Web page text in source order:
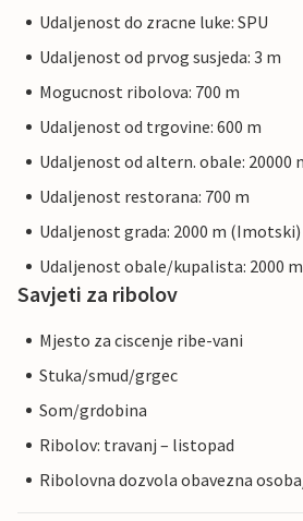
Udaljenost do zracne luke: SPU
Udaljenost od prvog susjeda: 3 m
Mogucnost ribolova: 700 m
Udaljenost od trgovine: 600 m
Udaljenost od altern. obale: 20000
Udaljenost restorana: 700 m
Udaljenost grada: 2000 m (Imotski)
Udaljenost obale/kupalista: 2000
Savjeti za ribolov
Mjesto za ciscenje ribe-vani
Stuka/smud/grgec
Som/grdobina
Ribolov: travanj – listopad
Ribolovna dozvola obavezna